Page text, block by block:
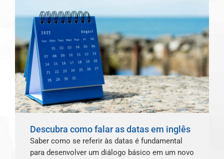
Descubra como falar as datas em inglês
Saber como se referir às datas é fundamental
para desenvolver um diálogo básico em um novo